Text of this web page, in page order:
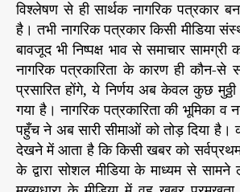
विश्लेषण से ही सार्थक नागरिक पत्रकार
है। तभी नागरिक पत्रकार किसी मीडिया
बावजूद भी निष्पक्ष भाव से समाचार
नागरिक पत्रकारिता के कारण ही कौन-से
प्रसारित होंगे, ये निर्णय अब केवल कुछ
गया है। नागरिक पत्रकारिता की भूमिका व
पहुँच ने अब सारी सीमाओं को तोड़ दिया है।
देखने में आता है कि किसी खबर को सर्वप्रथम
के द्वारा सोशल मीडिया के माध्यम से सामने